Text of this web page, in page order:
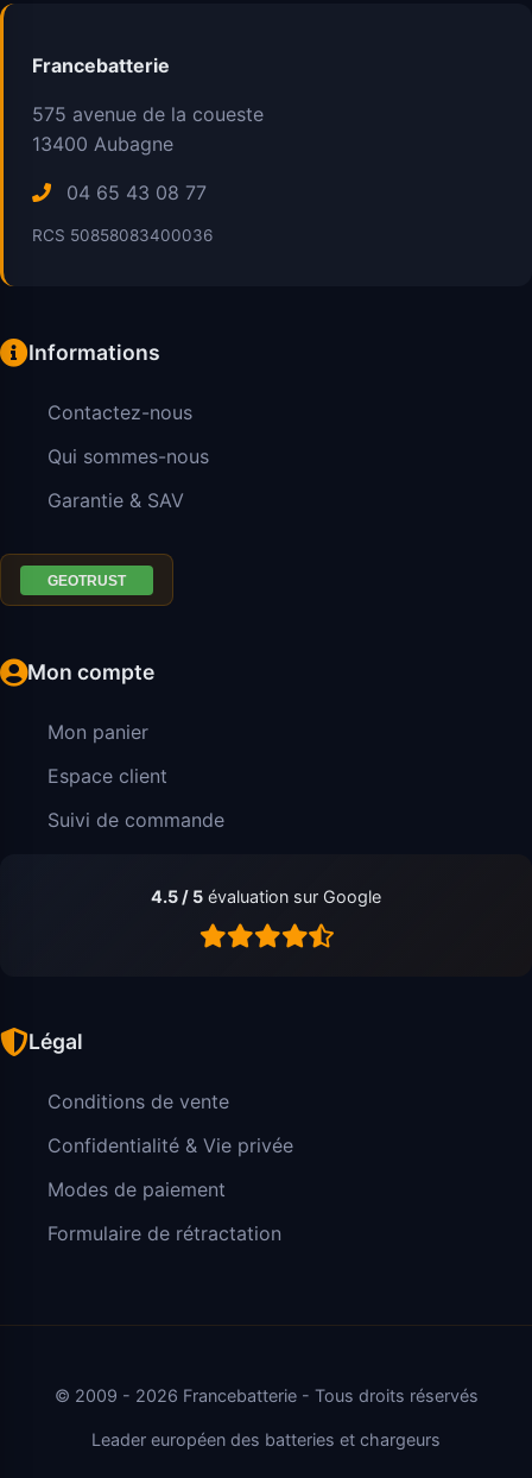
Francebatterie
575 avenue de la coueste
13400 Aubagne
04 65 43 08 77
RCS 50858083400036
Informations
Contactez-nous
Qui sommes-nous
Garantie & SAV
Mon compte
Mon panier
Espace client
Suivi de commande
4.5 / 5 évaluation sur Google
Légal
Conditions de vente
Confidentialité & Vie privée
Modes de paiement
Formulaire de rétractation
© 2009 - 2026 Francebatterie - Tous droits réservés
Leader européen des batteries et chargeurs